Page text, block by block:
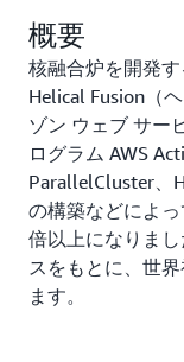
概要
核融合炉を開発
Helical Fusion（
ゾン ウェブ サー
ログラム AWS
ParallelCluster、
の構築などによ
倍以上になりま
スをもとに、世
ます。